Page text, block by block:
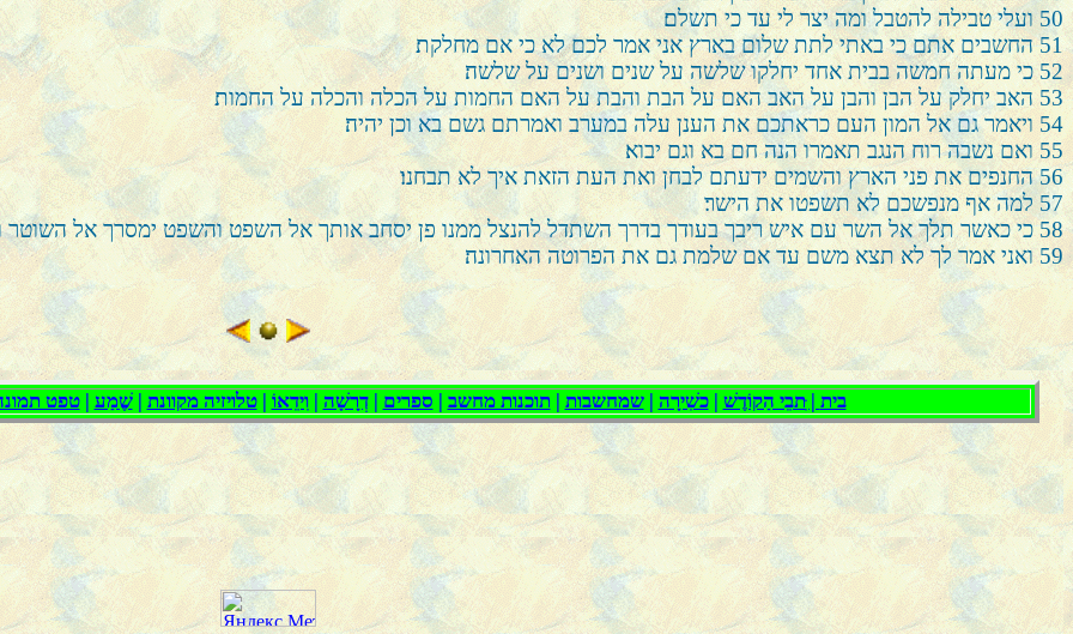
50 ועלי טבילה להטבל ומה יצר לי עד כי תשלם׃
51 החשבים אתם כי באתי לתת שלום בארץ אני אמר לכם לא כי אם מחלקת׃
52 כי מעתה חמשה בבית אחד יחלקו שלשה על שנים ושנים על שלשה׃
53 האב יחלק על הבן והבן על האב האם על הבת והבת על האם החמות על הכלה והכלה על החמות׃
54 ויאמר גם אל המון העם כראתכם את הענן עלה במערב ואמרתם גשם בא וכן יהיה׃
55 ואם נשבה רוח הנגב תאמרו הנה חם בא וגם יבוא׃
56 החנפים את פני הארץ והשמים ידעתם לבחן ואת העת הזאת איך לא תבחנו׃
57 למה אף מנפשכם לא תשפטו את הישר׃
58 כי כאשר תלך אל השר עם איש ריבך בעודך בדרך השתדל להנצל ממנו פן יסחב אותך אל השפט והשפט ימסרך אל השוטר
59 ואני אמר לך לא תצא משם עד אם שלמת גם את הפרוטה האחרונה׃